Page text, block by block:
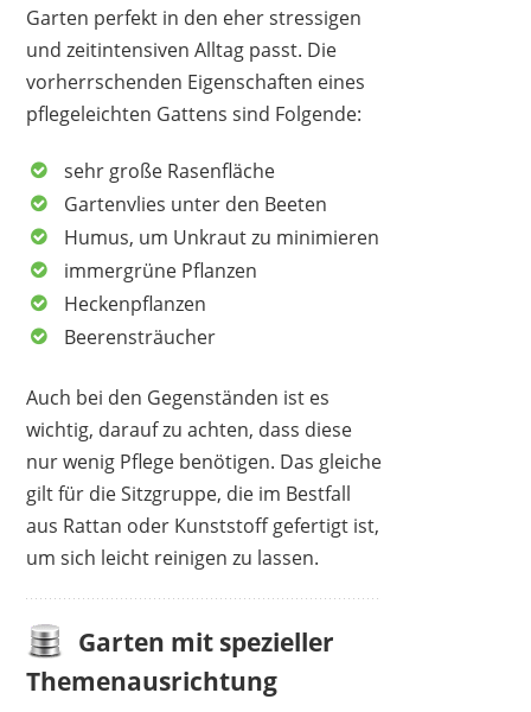
Garten perfekt in den eher stressigen
und zeitintensiven Alltag passt. Die
vorherrschenden Eigenschaften eines
pflegeleichten Gattens sind Folgende:
sehr große Rasenfläche
Gartenvlies unter den Beeten
Humus, um Unkraut zu minimieren
immergrüne Pflanzen
Heckenpflanzen
Beerensträucher
Auch bei den Gegenständen ist es
wichtig, darauf zu achten, dass diese
nur wenig Pflege benötigen. Das gleiche
gilt für die Sitzgruppe, die im Bestfall
aus Rattan oder Kunststoff gefertigt ist,
um sich leicht reinigen zu lassen.
Garten mit spezieller
Themenausrichtung